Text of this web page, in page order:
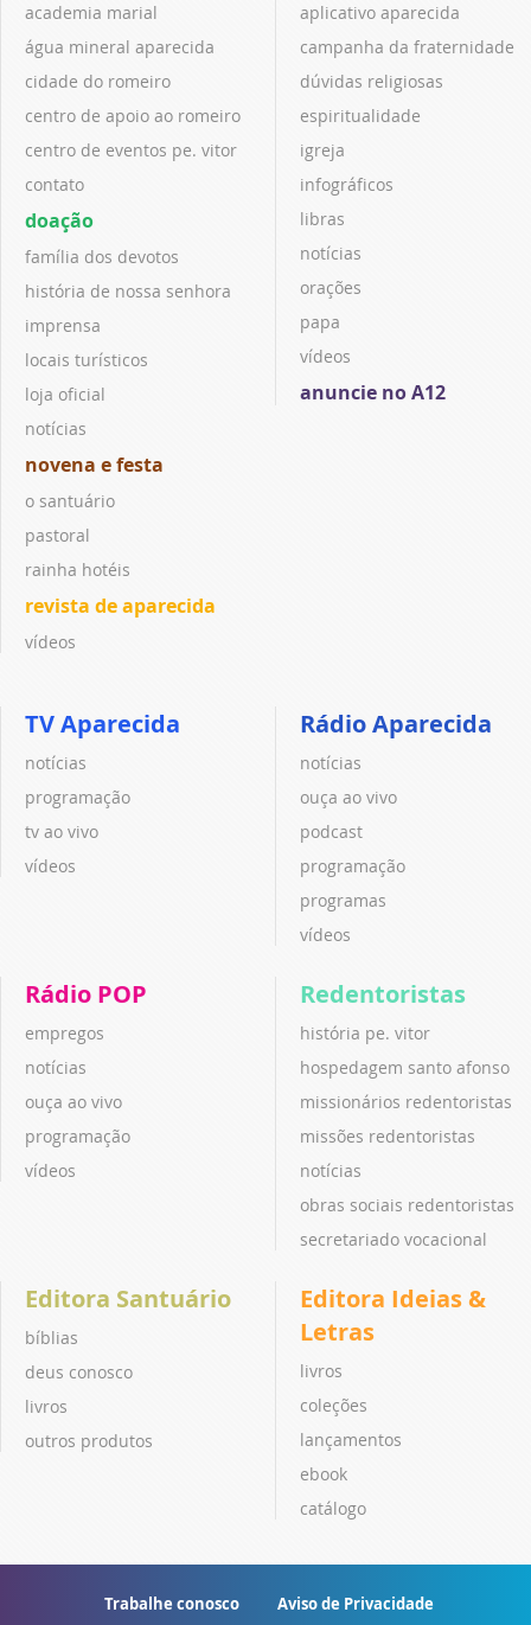
academia marial
água mineral aparecida
cidade do romeiro
centro de apoio ao romeiro
centro de eventos pe. vitor
contato
doação
família dos devotos
história de nossa senhora
imprensa
locais turísticos
loja oficial
notícias
novena e festa
o santuário
pastoral
rainha hotéis
revista de aparecida
vídeos
aplicativo aparecida
campanha da fraternidade
dúvidas religiosas
espiritualidade
igreja
infográficos
libras
notícias
orações
papa
vídeos
anuncie no A12
TV Aparecida
notícias
programação
tv ao vivo
vídeos
Rádio Aparecida
notícias
ouça ao vivo
podcast
programação
programas
vídeos
Rádio POP
empregos
notícias
ouça ao vivo
programação
vídeos
Redentoristas
história pe. vitor
hospedagem santo afonso
missionários redentoristas
missões redentoristas
notícias
obras sociais redentoristas
secretariado vocacional
Editora Santuário
bíblias
deus conosco
livros
outros produtos
Editora Ideias &
Letras
livros
coleções
lançamentos
ebook
catálogo
Trabalhe conosco Aviso de Privacidade